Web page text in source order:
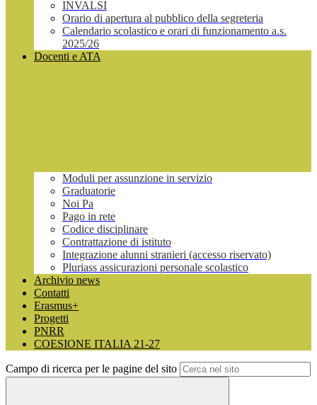
INVALSI
Orario di apertura al pubblico della segreteria
Calendario scolastico e orari di funzionamento a.s.
2025/26
Docenti e ATA
Moduli per assunzione in servizio
Graduatorie
Noi Pa
Pago in rete
Codice disciplinare
Contrattazione di istituto
Integrazione alunni stranieri (accesso riservato)
Pluriass assicurazioni personale scolastico
Archivio news
Contatti
Erasmus+
Progetti
PNRR
COESIONE ITALIA 21-27
Campo di ricerca per le pagine del sito